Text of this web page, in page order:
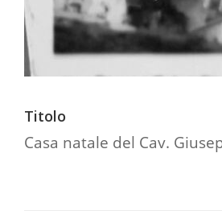
Titolo
Casa natale del Cav.